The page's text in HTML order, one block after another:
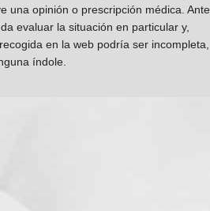
una opinión o prescripción médica. Ante
evaluar la situación en particular y,
en la web podría ser incompleta,
índole.